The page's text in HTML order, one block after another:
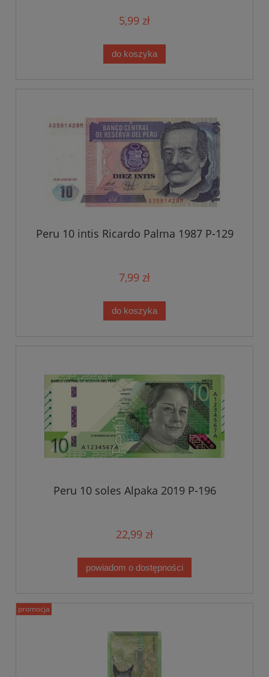
5,99 zł
do koszyka
Peru 10 intis Ricardo Palma 1987 P-129
7,99 zł
do koszyka
Peru 10 soles Alpaka 2019 P-196
22,99 zł
powiadom o dostępności
promocja